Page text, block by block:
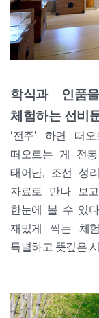
학식과 인품
체험하는 선비
‘전주’ 하면 떠
떠오르는 게 전
태어난, 조선 성
자료로 만나 보
한눈에 볼 수 있
재밌게 찍는 체
특별하고 뜻깊은